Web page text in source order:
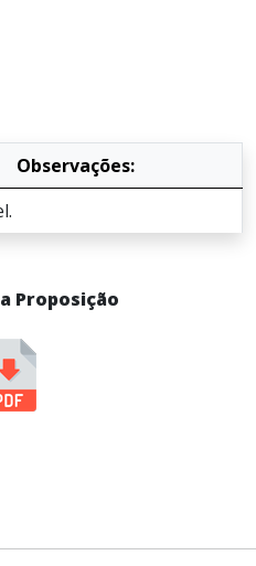
Observações:
Proposição